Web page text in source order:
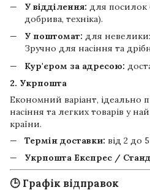
У відділення: для посилок
добрива, техніка).
У поштомат: для
Зручно для насіння та
Кур'єром за адресою:
2. Укрпошта
Економний варіант, ідеально
насіння та легких товарів у
країни.
Термін доставки: від 2 до
Укрпошта Експрес /
🕒 Графік відправок